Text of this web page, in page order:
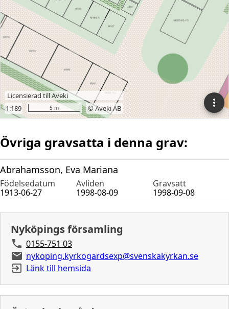
Övriga gravsatta i denna grav:
Abrahamsson, Eva Mariana
Födelsedatum Avliden
Gravsatt
1913-06-27
1998-08-09 1998-09-08
Nyköpings församling
0155-751 03
nykoping.kyrkogardsexp@svenskakyrkan.se
Länk till hemsida